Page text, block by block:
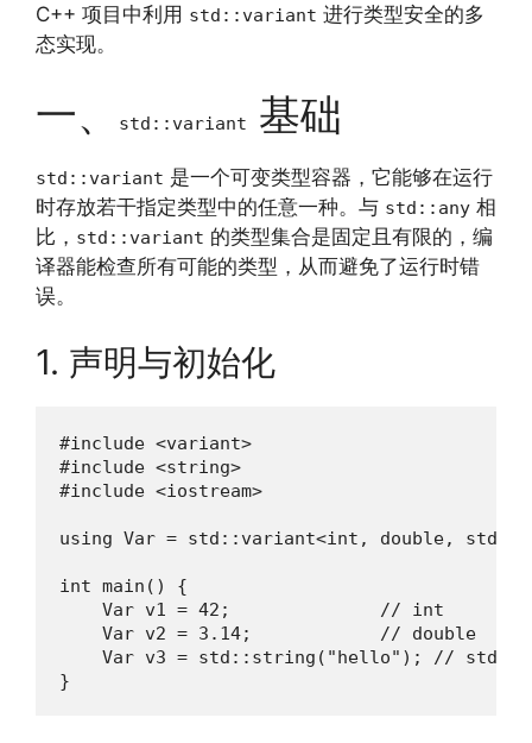
C++ 项目中利用 std::variant 进行类型安全的多
态实现。
一、 std::variant 基础
std::variant 是一个可变类型容器，它能够在运行
时存放若干指定类型中的任意一种。与 std::any 相
比， std::variant 的类型集合是固定且有限的，编
译器能检查所有可能的类型，从而避免了运行时错
误。
1. 声明与初始化
#include <variant>
#include <string>
#include <iostream>
using Var = std::variant<int, double,
int main() {
    Var v1 = 42;              // int
    Var v2 = 3.14;            // double
Var v3 = std::string("hello"); //
}